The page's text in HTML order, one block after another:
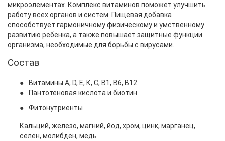
микроэлементах. Комплекс витаминов поможет улучшить
работу всех органов и систем. Пищевая добавка
способствует гармоничному физическому и умственному
развитию ребенка, а также повышает защитные функции
организма, необходимые для борьбы с вирусами.
Состав
●
Витамины А, D, Е, К, С, В1, В6, В12
●
Пантотеновая кислота и биотин
●
Фитонутриенты
Кальций, железо, магний, йод, хром, цинк, марганец,
селен, молибден, медь